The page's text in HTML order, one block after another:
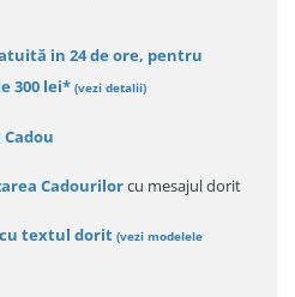
in 24 de ore, pentru
300 lei* (vezi detalii)
Cadourilorcu mesajul dorit
textul dorit (vezi modelele